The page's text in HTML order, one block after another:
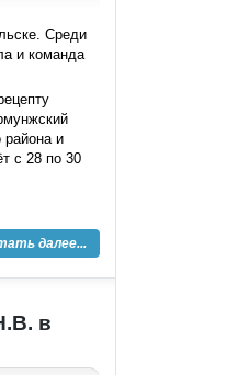
Среди
и команда
района и
с 28 по 30
далее...
в